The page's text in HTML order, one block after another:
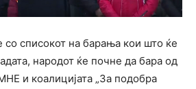
списокот на барања кои што ќе
народот ќе почне да бара од
и коалицијата „За подобра